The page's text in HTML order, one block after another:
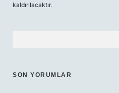
kaldırılacaktır.
SON YORUMLAR